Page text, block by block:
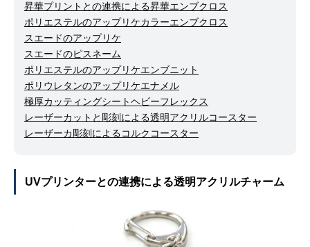
昇華プリントとの連携による昇華エンブクロス
ポリエステルのアップリケカラーエンブクロス
スエードのアップリケ
スエードのピスネーム
ポリエステルのアップリケエンブニット
ポリウレタンのアップリケエナメル
極厚カッティングシートヘビーフレックス
レーザーカットと彫刻による透明アクリルコースター
レーザーカ彫刻によるコルクコースター
UVプリンターとの連携による透明アクリルチャーム